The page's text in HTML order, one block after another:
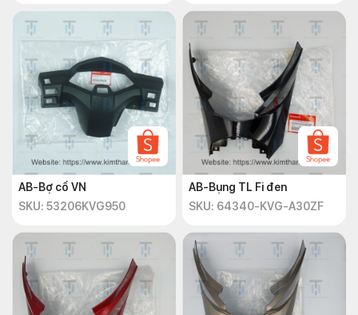
AB-Bợ cổ VN
SKU: 53206KVG950
AB-Bụng TL Fi đen
SKU: 64340-KVG-A30ZF